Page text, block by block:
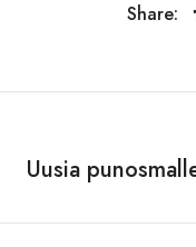
Share:
Uusia